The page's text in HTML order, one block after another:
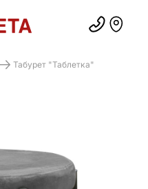
Табурет "Таблетка"